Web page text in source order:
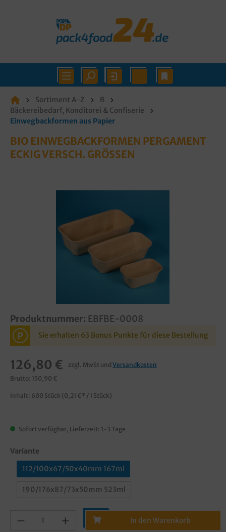
Sortiment A-Z
B
Bäckereibedarf, Konditorei & Confiserie
Einwegbackformen aus Papier
BIO EINWEGBACKFORMEN PERGAMENT
ECKIG VERSCH. GRÖSSEN
Produktnummer: EBFBE-0008
P Sie erhalten 63 Bonus Punkte für diese Bestellung
126,80 € zzgl. MwSt und Versandkosten
Brutto: 150,90 €
Inhalt: 600 Stück (0,21 €* / 1 Stück)
Sofort verfügbar, Lieferzeit: 1-3 Tage
Variante
112/100x67/50x40mm 167ml
190/176x87/73x50mm 523ml
In den Warenkorb